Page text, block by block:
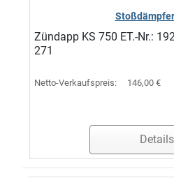
Zündapp KS 750 ET.-Nr.:
271
Netto-Verkaufspreis: 146,00 €
Details